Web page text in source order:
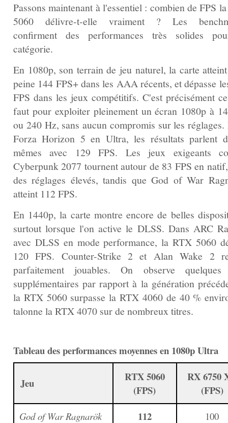
Passons maintenant à l'essentiel : combien de FPS
5060 délivre-t-elle vraiment ? Les
confirment des performances très solides
catégorie.
En 1080p, son terrain de jeu naturel, la carte
peine 144 FPS+ dans les AAA récents, et dépasse
FPS dans les jeux compétitifs. C'est précisément
faut pour exploiter pleinement un écran 1080p à
ou 240 Hz, sans aucun compromis sur les réglages.
Forza Horizon 5 en Ultra, les résultats parlent
mêmes avec 129 FPS. Les jeux exigeants
Cyberpunk 2077 tournent autour de 83 FPS en
des réglages élevés, tandis que God of War
atteint 112 FPS.
En 1440p, la carte montre encore de belles
surtout lorsque l'on active le DLSS. Dans ARC
avec DLSS en mode performance, la RTX 5060
120 FPS. Counter-Strike 2 et Alan Wake 2
parfaitement jouables. On observe quelques
supplémentaires par rapport à la génération
la RTX 5060 surpasse la RTX 4060 de 40 %
talonne la RTX 4070 sur de nombreux titres.
Tableau des performances moyennes en 1080p Ultra
Jeu
RTX 5060
(FPS)
RX 6750
(FPS)
God of War Ragnarök 112 100